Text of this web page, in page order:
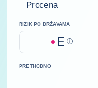
Procena
RIZIK PO DRŽAVAMA
E Help
PRETHODNO